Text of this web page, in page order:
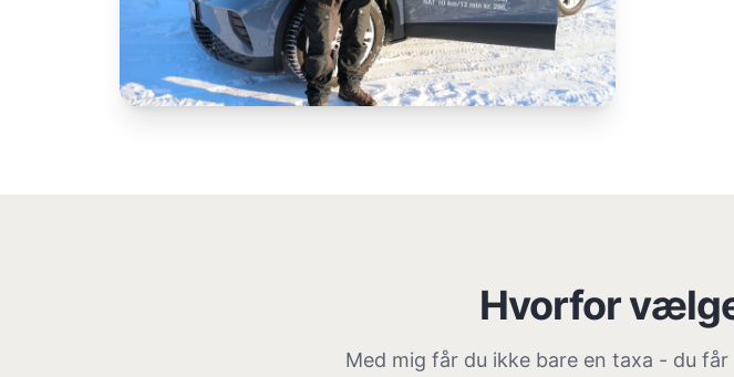
Hvorfor
Med mig får du ikke bare en taxa - du